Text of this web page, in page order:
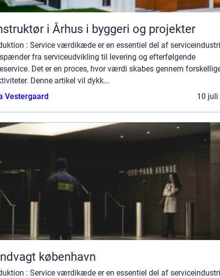
i Århus i byggeri og projekter
: Service værdikæde er en essentiel del af
fra serviceudvikling til levering og efterfølgende
Det er en proces, hvor værdi skabes gennem
Denne artikel vil dykk...
Vestergaard
10 juli
københavn
: Service værdikæde er en essentiel del af